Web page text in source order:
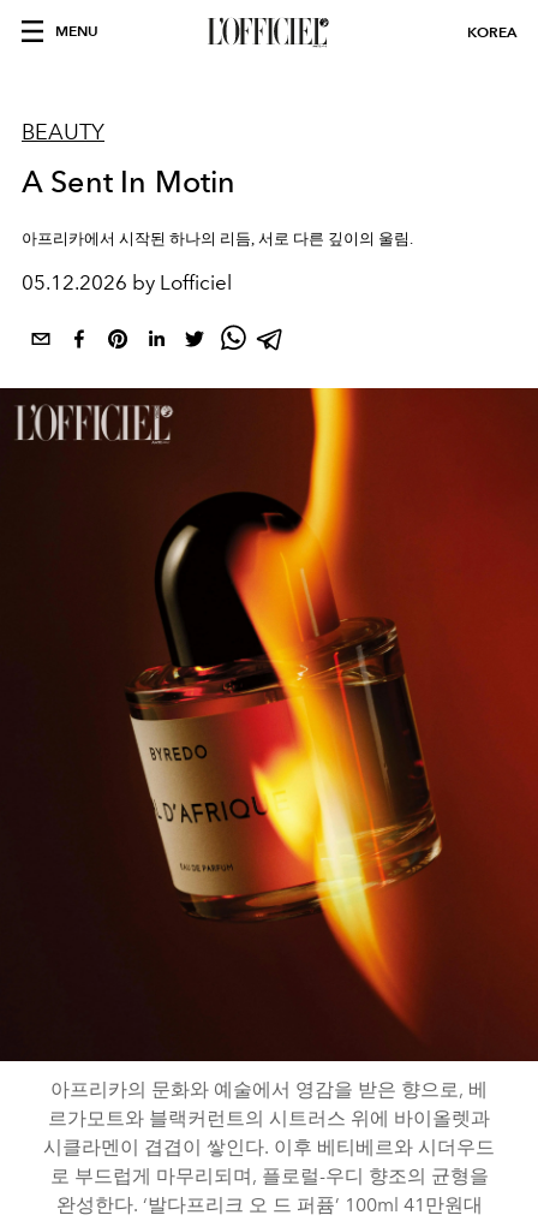
MENU KOREA
BEAUTY
A Sent In Motin
아프리카에서 시작된 하나의 리듬, 서로 다른 깊이의 울림 .
05.12.2026 by Lofficiel
아프리카의 문화와 예술에서 영감을 받은 향으로, 베
르가모트와 블랙커런트의 시트러스 위에 바이올렛과
시클라멘이 겹겹이 쌓인다. 이후 베티베르와 시더우드
로 부드럽게 마무리되며, 플로럴-우디 향조의 균형을
완성한다. ‘발다프리크 오 드 퍼퓸’ 100ml 41만원대